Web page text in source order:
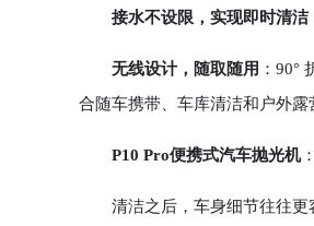
接水不设限，实现即时清洁
无线设计，随取随用 ：90°
合随车携带、车库清洁和户外露
P10 Pro便携式汽车抛光机
清洁之后，车身细节往往更容